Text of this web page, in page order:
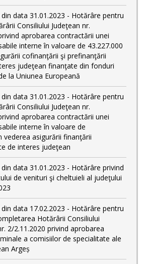
data 31.01.2023 - Hotărâre pentru
Consiliului Judeţean nr.
aprobarea contractării unei
interne în valoare de 43.227.000
cofinanţării şi prefinanţării
judeţean finanţate din fonduri
la Uniunea Europeană
data 31.01.2023 - Hotărâre pentru
Consiliului Judeţean nr.
aprobarea contractării unei
interne în valoare de
vederea asigurării finanţării
de interes judeţean
data 31.01.2023 - Hotărâre privind
de venituri şi cheltuieli al judeţului
data 17.02.2023 - Hotărâre pentru
Hotărârii Consiliului
2/2.11.2020 privind aprobarea
a comisiilor de specialitate ale
Argeș